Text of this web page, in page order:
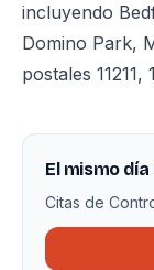
incluyendo
Domino Park,
postales 11211,
El mismo
Citas de